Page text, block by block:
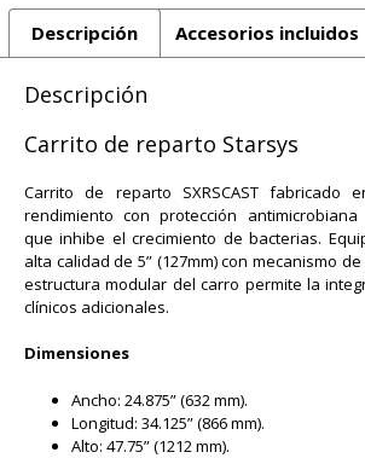
Descripción Accesorios incluidos
Descripción
Carrito de reparto Starsys
Carrito de reparto SXRSCAST fabricado
rendimiento con protección
que inhibe el crecimiento de bacterias.
alta calidad de 5” (127mm) con mecanismo
estructura modular del carro permite la
clínicos adicionales.
Dimensiones
Ancho: 24.875” (632 mm).
Longitud: 34.125” (866 mm).
Alto: 47.75” (1212 mm).